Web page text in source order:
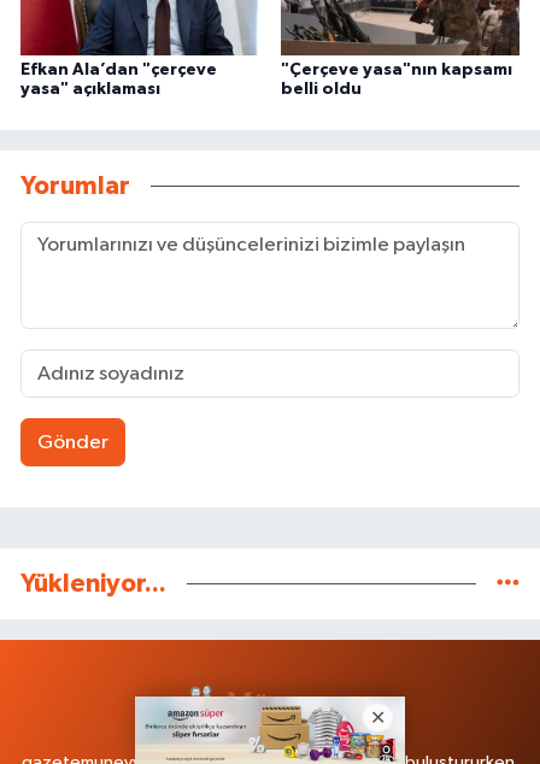
Efkan Ala’dan "çerçeve
yasa" açıklaması
"Çerçeve yasa"nın kapsamı
belli oldu
Yorumlar
Gönder
Yükleniyor...